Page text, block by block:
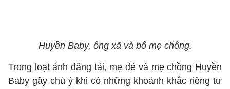
Huyền Baby, ông xã và bố mẹ chồng.
Trong loạt ảnh đăng tải, mẹ đẻ và mẹ chồng Huyền
Baby gây chú ý khi có những khoảnh khắc riêng tư